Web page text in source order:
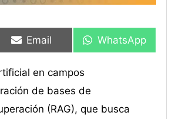
en
Email
en
WhatsApp
en campos
de bases de
(RAG), que busca
en
en